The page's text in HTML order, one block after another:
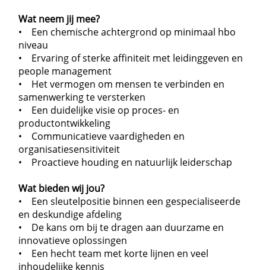
Wat neem jij mee?
• Een chemische achtergrond op minimaal hbo
niveau
• Ervaring of sterke affiniteit met leidinggeven en
people management
• Het vermogen om mensen te verbinden en
samenwerking te versterken
• Een duidelijke visie op proces- en
productontwikkeling
• Communicatieve vaardigheden en
organisatiesensitiviteit
• Proactieve houding en natuurlijk leiderschap
Wat bieden wij jou?
• Een sleutelpositie binnen een gespecialiseerde
en deskundige afdeling
• De kans om bij te dragen aan duurzame en
innovatieve oplossingen
• Een hecht team met korte lijnen en veel
inhoudelijke kennis